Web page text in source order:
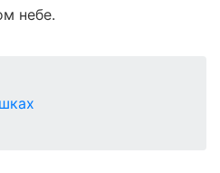
небе.